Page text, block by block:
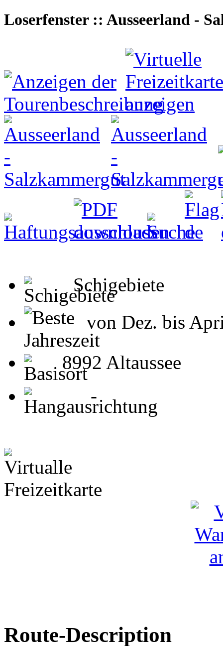
Loserfenster :: Ausseerland -
Schigebiete
von Dez. bis
8992 Altaussee
-
Route-Description